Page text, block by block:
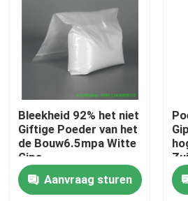
Kraftpapier-Document
Het Document van de
Het Document van de
Waterdichte
Tijdelijke Beschermende
Bleekheid 92% het niet
Giftige Poeder van het
de Bouw6.5mpa Witte
Gips
Aanvraag sturen